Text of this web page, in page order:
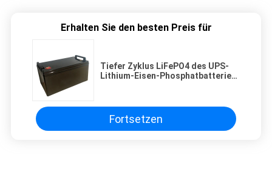
Erhalten Sie den besten Preis für
Tiefer Zyklus LiFePO4 des UPS-
Lithium-Eisen-Phosphatbatterie-
Fortsetzen